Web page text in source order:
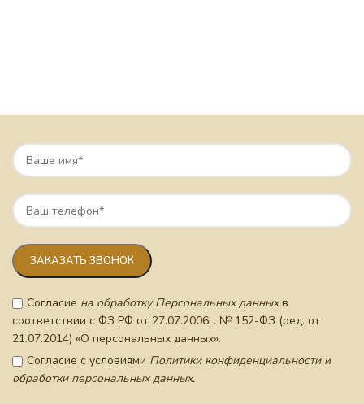
Согласие на обработку Персональных данныхв
соответствии с ФЗ РФ от 27.07.2006г. № 152-ФЗ (ред. от
21.07.2014) «О персональных данных».
Согласие с условиями Политики конфиденциальности и
обработки персональных данных.